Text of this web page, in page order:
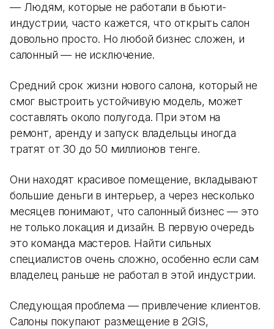
— Людям, которые не работали в бьюти-
индустрии, часто кажется, что открыть салон
довольно просто. Но любой бизнес сложен, и
салонный — не исключение.
Средний срок жизни нового салона, который не
смог выстроить устойчивую модель, может
составлять около полугода. При этом на
ремонт, аренду и запуск владельцы иногда
тратят от 30 до 50 миллионов тенге.
Они находят красивое помещение, вкладывают
большие деньги в интерьер, а через несколько
месяцев понимают, что салонный бизнес — это
не только локация и дизайн. В первую очередь
это команда мастеров. Найти сильных
специалистов очень сложно, особенно если сам
владелец раньше не работал в этой индустрии.
Следующая проблема — привлечение клиентов.
Салоны покупают размещение в 2GIS,